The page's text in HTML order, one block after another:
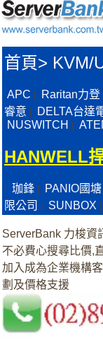
首頁> KVM/
APC Raritan力登
睿意
DELTA台達
NUSWITCH
HANWELL
珈鋒 PANIO國塘
限公司
SUNBOX
ServerBank 力梭資
不必費心搜尋比價,
加入成為企業機構
劃及價格支援